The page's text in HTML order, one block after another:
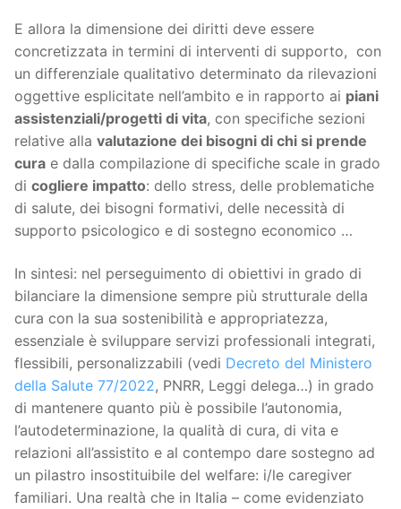
E allora la dimensione dei diritti deve essere
concretizzata in termini di interventi di supporto, con
un differenziale qualitativo determinato da rilevazioni
oggettive esplicitate nell’ambito e in rapporto ai piani
assistenziali/progetti di vita, con specifiche sezioni
relative alla valutazione dei bisogni di chi si prende
cura e dalla compilazione di specifiche scale in grado
di cogliere impatto: dello stress, delle problematiche
di salute, dei bisogni formativi, delle necessità di
supporto psicologico e di sostegno economico …
In sintesi: nel perseguimento di obiettivi in grado di
bilanciare la dimensione sempre più strutturale della
cura con la sua sostenibilità e appropriatezza,
essenziale è sviluppare servizi professionali integrati,
flessibili, personalizzabili (vedi Decreto del Ministero
della Salute 77/2022, PNRR, Leggi delega…) in grado
di mantenere quanto più è possibile l’autonomia,
l’autodeterminazione, la qualità di cura, di vita e
relazioni all’assistito e al contempo dare sostegno ad
un pilastro insostituibile del welfare: i/le caregiver
familiari. Una realtà che in Italia – come evidenziato